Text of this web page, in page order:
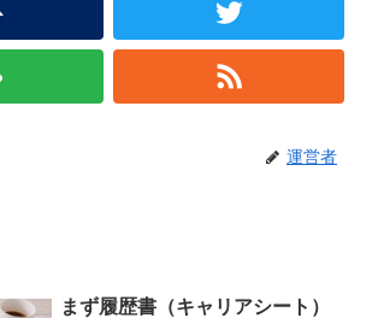
運営者
まず履歴書（キャリアシート）